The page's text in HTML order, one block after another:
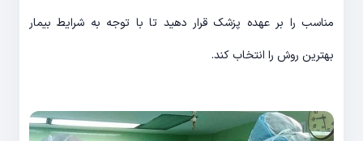
مناسب را بر عهده پزشک قرار دهید تا با توجه به شرایط بیمار
بهترین روش را انتخاب کند.